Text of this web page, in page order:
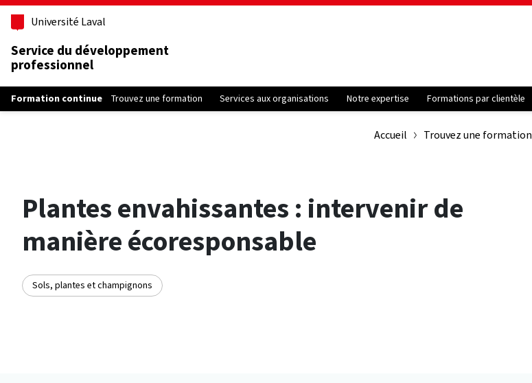
Aller au contenu principal
Université Laval
Service du développement
professionnel
Formation continue Trouvez une formation Services aux organisations Notre expertise Formations par clientèle
Accueil Trouvez une formation
Plantes envahissantes : intervenir de
manière écoresponsable
Sols, plantes et champignons